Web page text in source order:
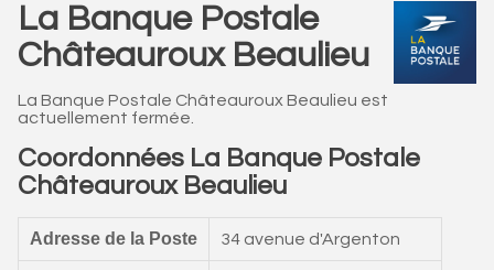
La Banque Postale
Châteauroux Beaulieu
La Banque Postale Châteauroux Beaulieu est
actuellement fermée.
Coordonnées La Banque Postale
Châteauroux Beaulieu
Adresse de la Poste 34 avenue d'Argenton